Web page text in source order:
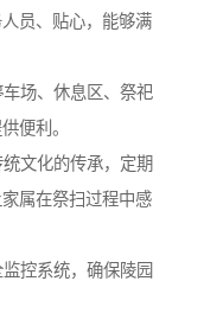
员、贴心，能够满
场、休息区、祭祀
便利。
文化的传承，定期
属在祭扫过程中感
控系统，确保陵园